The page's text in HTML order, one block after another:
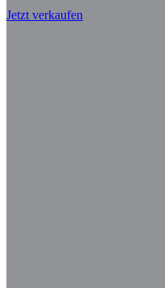
Jetzt verkaufen